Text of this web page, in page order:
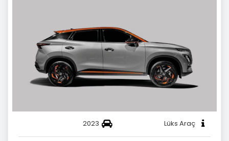
2023 Lüks Araç